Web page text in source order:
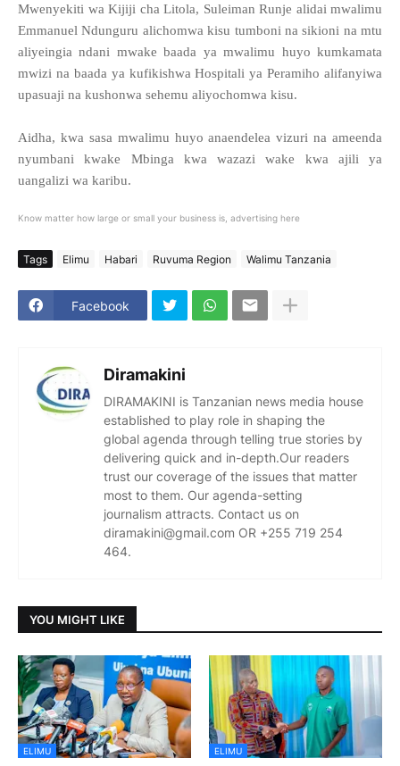
Mwenyekiti wa Kijiji cha Litola, Suleiman Runje alidai mwalimu
Emmanuel Ndunguru alichomwa kisu tumboni na sikioni na mtu
aliyeingia ndani mwake baada ya mwalimu huyo kumkamata
mwizi na baada ya kufikishwa Hospitali ya Peramiho alifanyiwa
upasuaji na kushonwa sehemu aliyochomwa kisu.
Aidha, kwa sasa mwalimu huyo anaendelea vizuri na ameenda
nyumbani kwake Mbinga kwa wazazi wake kwa ajili ya
uangalizi wa karibu.
Know matter how large or small your business is, advertising here
Tags Elimu Habari Ruvuma Region Walimu Tanzania
Facebook
Diramakini
DIRAMAKINI is Tanzanian news media house
established to play role in shaping the
global agenda through telling true stories by
delivering quick and in-depth.Our readers
trust our coverage of the issues that matter
most to them. Our agenda-setting
journalism attracts. Contact us on
diramakini@gmail.com OR +255 719 254
464.
YOU MIGHT LIKE
ELIMU ELIMU